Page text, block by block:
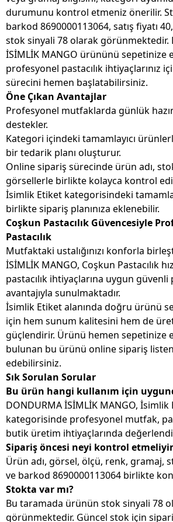
durumunu kontrol etmeniz önerilir.
barkod 8690000113064, satış fiyatı
stok sinyali 78 olarak görünmektedir.
İSİMLİK MANGO ürününü sepetinize
profesyonel pastacılık ihtiyaçlarınız
sürecini hemen başlatabilirsiniz.
Öne Çıkan Avantajlar
Profesyonel mutfaklarda günlük
destekler.
Kategori içindeki tamamlayıcı
bir tedarik planı oluşturur.
Online sipariş sürecinde ürün adı,
görsellerle birlikte kolayca kontrol
İsimlik Etiket kategorisindeki
birlikte sipariş planınıza eklenebilir.
Coşkun Pastacılık Güvencesiyle
Pastacılık
Mutfaktaki ustalığınızı konforla
İSİMLİK MANGO, Coşkun Pastacılık
pastacılık ihtiyaçlarına uygun
avantajıyla sunulmaktadır.
İsimlik Etiket alanında doğru ürünü
için hem sunum kalitesini hem de
güçlendirir. Ürünü hemen sepetinize
bulunan bu ürünü online sipariş
edebilirsiniz.
Sık Sorulan Sorular
Bu ürün hangi kullanım için
DONDURMA İSİMLİK MANGO, İsimlik
kategorisinde profesyonel mutfak,
butik üretim ihtiyaçlarında
Sipariş öncesi neyi kontrol
Ürün adı, görsel, ölçü, renk, gramaj,
ve barkod 8690000113064 birlikte
Stokta var mı?
Bu taramada ürünün stok sinyali 78
görünmektedir. Güncel stok için